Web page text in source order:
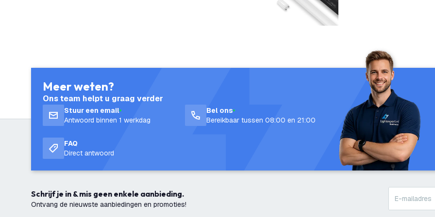
Meer weten?
Ons team helpt u graag verder
Stuur een email
Antwoord binnen 1 werkdag
Bel ons
Bereikbaar tussen 08:00 en 21:00
FAQ
Direct antwoord
Schrijf je in & mis geen enkele aanbieding.
Ontvang de nieuwste aanbiedingen en promoties!